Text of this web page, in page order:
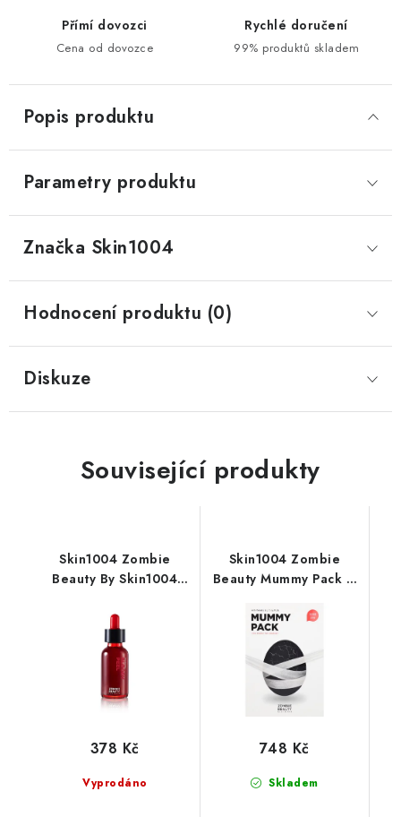
Přímí dovozci
Cena od dovozce
Rychlé doručení
99% produktů skladem
Popis produktu
Parametry produktu
Značka Skin1004
Hodnocení produktu (0)
Diskuze
Související produkty
Skin1004 Zombie
Beauty By Skin1004
Vyprodáno
378 Kč
Skin1004 Zombie
Beauty Mummy Pack &
set
Skladem
748 Kč